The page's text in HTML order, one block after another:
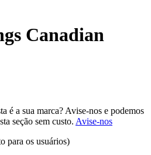
Canadian
é a sua marca? Avise-nos e podemos
seção sem custo. Avise-nos
para os usuários)